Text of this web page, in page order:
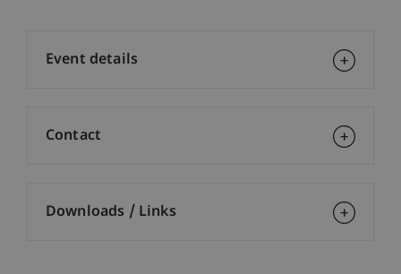
Event details
Contact
Downloads / Links